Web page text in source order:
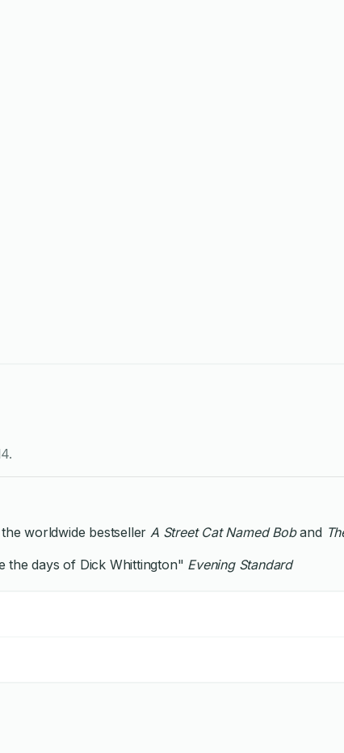
.
worldwide bestseller A Street Cat Named Boband
the days of Dick Whittington" Evening Standard